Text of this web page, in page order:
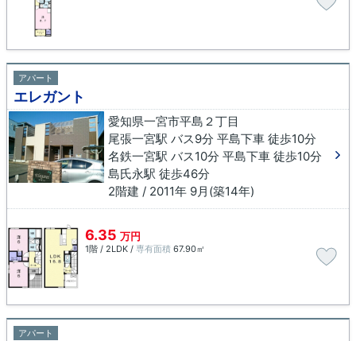
アパート
エレガント
愛知県一宮市平島２丁目
尾張一宮駅 バス9分 平島下車 徒歩10分
名鉄一宮駅 バス10分 平島下車 徒歩10分
島氏永駅 徒歩46分
2階建 / 2011年 9月(築14年)
6.35 万円
1階 / 2LDK / 専有面積 67.90㎡
アパート